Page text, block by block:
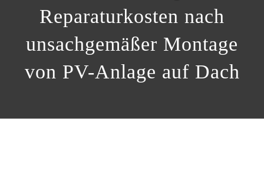
Reparaturkosten nach
unsachgemäßer Montage
von PV-Anlage auf Dach